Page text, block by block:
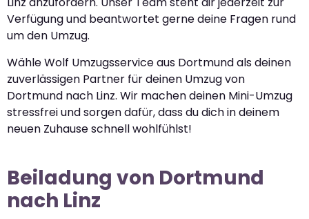
Verfügung und beantwortet gerne deine Fragen rund
um den Umzug.
Wähle Wolf Umzugsservice aus Dortmund als deinen
zuverlässigen Partner für deinen Umzug von
Dortmund nach Linz. Wir machen deinen Mini-Umzug
stressfrei und sorgen dafür, dass du dich in deinem
neuen Zuhause schnell wohlfühlst!
Beiladung von Dortmund
nach Linz